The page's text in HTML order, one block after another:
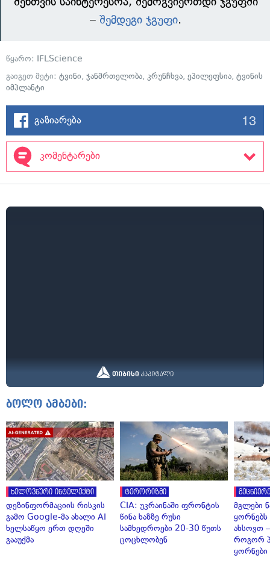
– შემდეგი ჯგუფი.
წყარო: IFLScience
გაიგეთ მეტი: ტვინი, ჯანმრთელობა, კრუნჩხვა, ეპილეფსია, ტვინის
იმპლანტი
გაზიარება 13
კომენტარები
ბოლო ამბები:
ხელოვნური ინტელექტი
დეზინფორმაციის რისკის
გამო Google-მა ახალი AI
ხელსაწყო ერთ დღეში
გააუქმა
ტერორიზმი
CIA: უკრაინაში ფრონტის
წინა ხაზზე რუსი
სამხედროები 20-30 წუთს
ცოცხლობენ
მგლები
ახსოვთ
როგორ
ყორნები